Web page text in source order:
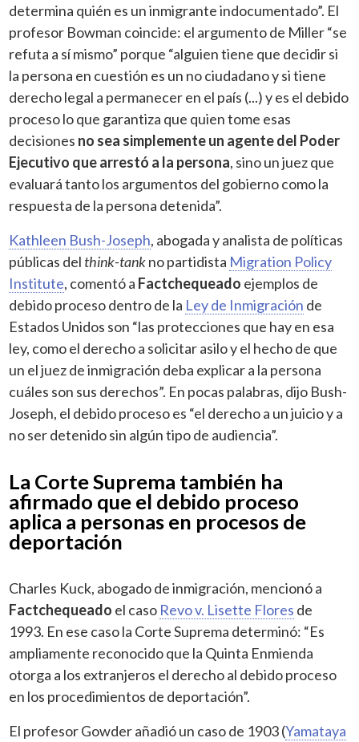
determina quién es un inmigrante indocumentado”. El
profesor Bowman coincide: el argumento de Miller “se
refuta a sí mismo” porque “alguien tiene que decidir si
la persona en cuestión es un no ciudadano y si tiene
derecho legal a permanecer en el país (...) y es el debido
proceso lo que garantiza que quien tome esas
decisiones no sea simplemente un agente del Poder
Ejecutivo que arrestó a la persona, sino un juez que
evaluará tanto los argumentos del gobierno como la
respuesta de la persona detenida”.
Kathleen Bush-Joseph, abogada y analista de políticas
públicas del think-tankno partidista Migration Policy
Institute, comentó a Factchequeado ejemplos de
debido proceso dentro de la Ley de Inmigración de
Estados Unidos son “las protecciones que hay en esa
ley, como el derecho a solicitar asilo y el hecho de que
un el juez de inmigración deba explicar a la persona
cuáles son sus derechos”. En pocas palabras, dijo Bush-
Joseph, el debido proceso es “el derecho a un juicio y a
no ser detenido sin algún tipo de audiencia”.
La Corte Suprema también ha
afirmado que el debido proceso
aplica a personas en procesos de
deportación
Charles Kuck, abogado de inmigración, mencionó a
Factchequeado el caso Revo v. Lisette Flores de
1993. En ese caso la Corte Suprema determinó: “Es
ampliamente reconocido que la Quinta Enmienda
otorga a los extranjeros el derecho al debido proceso
en los procedimientos de deportación”.
El profesor Gowder añadió un caso de 1903 (Yamataya